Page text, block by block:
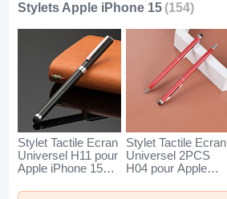
Stylets Apple iPhone 15 (154)
Stylet Tactile Ecran
Universel H11 pour
Apple iPhone 15
Stylet Tactile Ecran
Universel 2PCS
H04 pour Apple